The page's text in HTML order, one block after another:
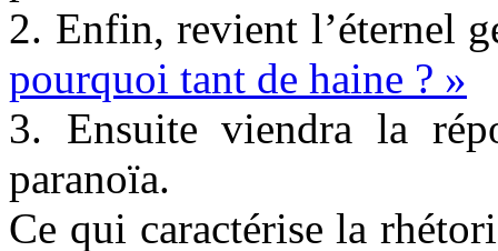
2. Enfin, revient l’éternel
pourquoi tant de haine ? »
3. Ensuite viendra la
paranoïa.
Ce qui caractérise la